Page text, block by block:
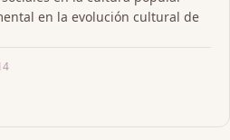
en la evolución cultural de